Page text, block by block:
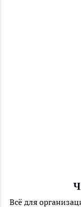
Всё для